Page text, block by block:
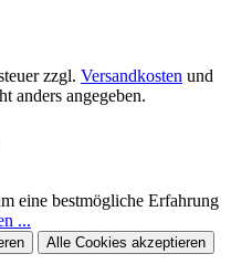
zzgl. Versandkosten und
anders angegeben.
eine bestmögliche Erfahrung
...
Alle Cookies akzeptieren